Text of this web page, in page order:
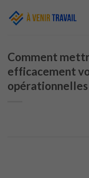
Comment
efficacement